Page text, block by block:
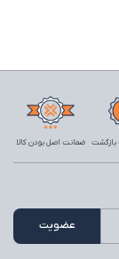
ضمانت اصل بودن کالا